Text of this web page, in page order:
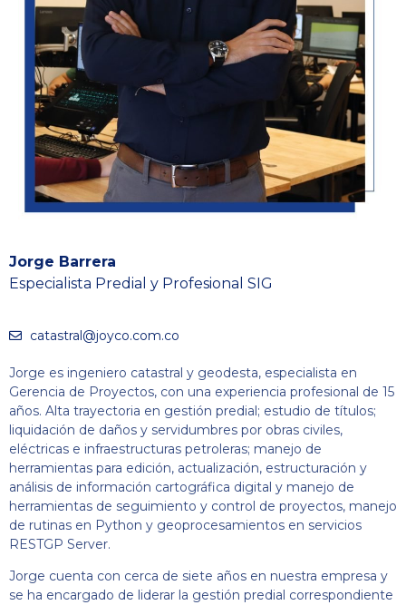
Jorge Barrera
Especialista Predial y Profesional SIG
catastral@joyco.com.co
Jorge es ingeniero catastral y geodesta, especialista en
Gerencia de Proyectos, con una experiencia profesional de 15
años. Alta trayectoria en gestión predial; estudio de títulos;
liquidación de daños y servidumbres por obras civiles,
eléctricas e infraestructuras petroleras; manejo de
herramientas para edición, actualización, estructuración y
análisis de información cartográfica digital y manejo de
herramientas de seguimiento y control de proyectos, manejo
de rutinas en Python y geoprocesamientos en servicios
RESTGP Server.
Jorge cuenta con cerca de siete años en nuestra empresa y
se ha encargado de liderar la gestión predial correspondiente